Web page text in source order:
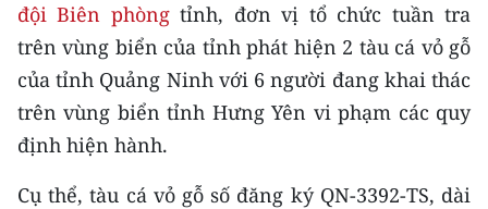
54 DÂN TỘC VIỆT NAM
CHƯƠNG TRÌNH OCOP - MỖI XÃ
MỘT SẢN PHẨM
RADIO
đội Biên phòngtỉnh, đơn vị tổ chức tuần tra
trên vùng biển của tỉnh phát hiện 2 tàu cá vỏ gỗ
của tỉnh Quảng Ninh với 6 người đang khai thác
trên vùng biển tỉnh Hưng Yên vi phạm các quy
định hiện hành.
Cụ thể, tàu cá vỏ gỗ số đăng ký QN-3392-TS, dài